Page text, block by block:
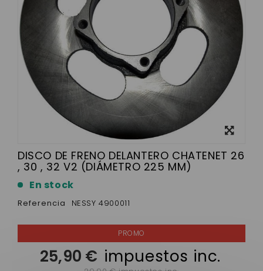
DISCO DE FRENO DELANTERO CHATENET 26
, 30 , 32 V2 (DIÁMETRO 225 MM)
En stock
Referencia NESSY 4900011
25,90 € impuestos inc.